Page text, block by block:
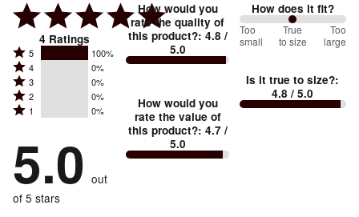
4 Ratings
Rated
5
stars
by
of
reviewers
5 100%
Rated
4
stars
by
of
reviewers
4 0%
Rated
3
stars
0%
of
reviewers
3 0%
Rated
2
by
0%
of
reviewers
2 0%
Rated
stars
by
0%
of
1 0%
5.0 out
of 5 stars
How would you
rate the quality of
this product?: 4.8 /
5.0
How would you
rate the value of
this product?: 4.7/
5.0
How does it fit?
100
between
small
and
Too
small
True
to size
Too
large
Is it true to size?:
4.8 / 5.0